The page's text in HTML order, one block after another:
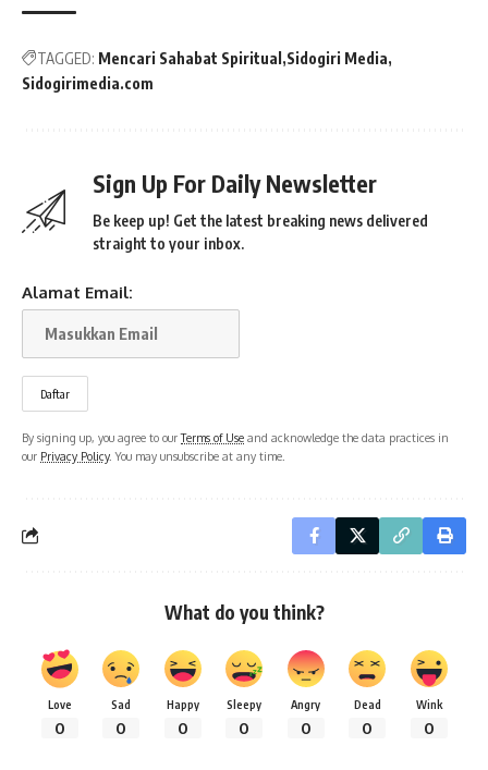
TAGGED: Mencari Sahabat Spiritual Sidogiri Media
Sidogirimedia.com
Sign Up For Daily Newsletter
Be keep up! Get the latest breaking news delivered
straight to your inbox.
Alamat Email:
By signing up, you agree to ourTerms of Use and acknowledge the data practices in
our Privacy Policy. You may unsubscribe at any time.
What do you think?
Love
0
Sad
0
Happy
0
Sleepy
0
Angry
0
Dead
0
Wink
0